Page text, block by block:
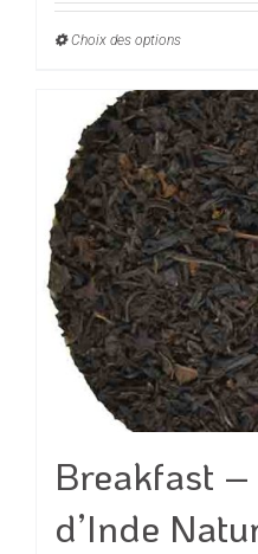
prix :
Choix des optionsCe
a
Les
options
peuvent
être
choisies
sur
la
page
produit
Breakfast
d’Inde